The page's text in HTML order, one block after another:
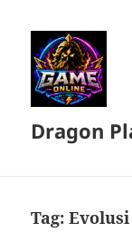
Dragon
Tag: